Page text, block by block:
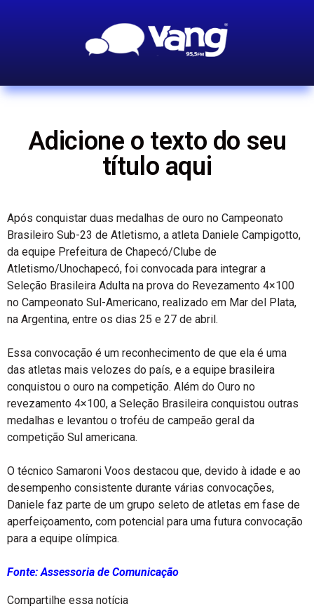
Adicione o texto do seu
título aqui
Após conquistar duas medalhas de ouro no Campeonato
Brasileiro Sub-23 de Atletismo, a atleta Daniele Campigotto,
da equipe Prefeitura de Chapecó/Clube de
Atletismo/Unochapecó, foi convocada para integrar a
Seleção Brasileira Adulta na prova do Revezamento 4×100
no Campeonato Sul-Americano, realizado em Mar del Plata,
na Argentina, entre os dias 25 e 27 de abril.
Essa convocação é um reconhecimento de que ela é uma
das atletas mais velozes do país, e a equipe brasileira
conquistou o ouro na competição. Além do Ouro no
revezamento 4×100, a Seleção Brasileira conquistou outras
medalhas e levantou o troféu de campeão geral da
competição Sul americana.
O técnico Samaroni Voos destacou que, devido à idade e ao
desempenho consistente durante várias convocações,
Daniele faz parte de um grupo seleto de atletas em fase de
aperfeiçoamento, com potencial para uma futura convocação
para a equipe olímpica.
Fonte: Assessoria de Comunicação
Compartilhe essa notícia